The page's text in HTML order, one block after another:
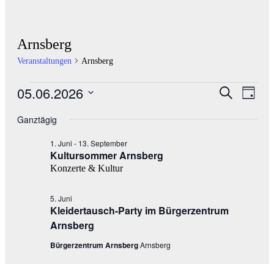
Arnsberg
Veranstaltungen Arnsberg
Veranstaltungen
5.
und
Suche
Tag
05.06.2026
wählen.
Ganztägig
Kultursommer Arnsberg
1. Juni - 13. September
Konzerte & Kultur
Kleidertausch-Party im Bürgerzentrum
Arnsberg
5. Juni
Bürgerzentrum ArnsbergArnsberg